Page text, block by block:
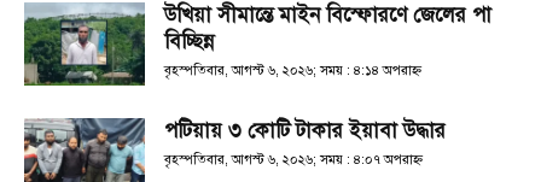
উখিয়া সীমান্তে মাইন বিস্ফোরণে জেলের পা
বিচ্ছিন্ন
বৃহস্পতিবার, আগস্ট ৬, ২০২৬; সময় : ৪:১৪ অপরাহ্ণ
পটিয়ায় ৩ কোটি টাকার ইয়াবা উদ্ধার
বৃহস্পতিবার, আগস্ট ৬, ২০২৬; সময় : ৪:০৭ অপরাহ্ণ